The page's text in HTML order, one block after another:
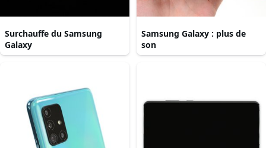
Surchauffe du Samsung
Galaxy
Samsung Galaxy : plus de
son